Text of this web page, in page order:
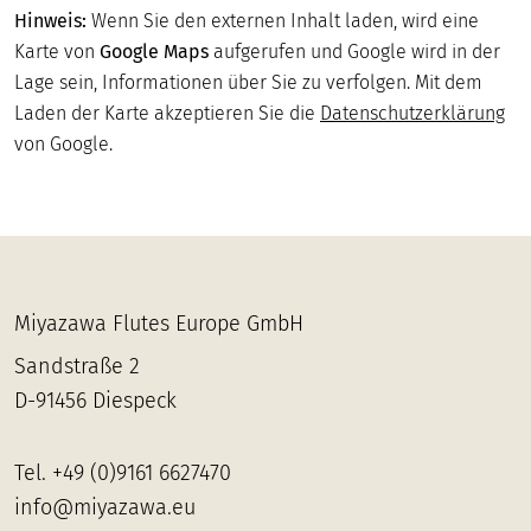
Dammstrasse 39, 33332 Gütersloh
Holzblasinstrumente Jäger
Bahrendorfer Strasse 2a, 39112 Magdeburg
Flutissimo
Meindorfer Strasse 174, 53757 Sankt Augustin
Saarstrasse 34, 54290 Trier
Hinweis: Wenn Sie den externen Inhalt laden, wird eine
Karte von Google Maps aufgerufen und Google wird in der
Lage sein, Informationen über Sie zu verfolgen. Mit dem
Laden der Karte akzeptieren Sie die Datenschutzerklärung
von Google.
Miyazawa Flutes Europe GmbH
Sandstraße 2
D-91456 Diespeck
Tel. +49 (0)9161 6627470
info@miyazawa.eu